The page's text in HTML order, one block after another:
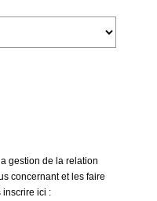
gestion de la relation
concernant et les faire
inscrire ici :